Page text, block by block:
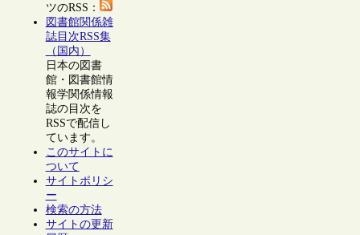
ツのRSS：
図書館関係雑
誌目次RSS集
（国内）
日本の図書
館・図書館情
報学関係情報
誌の目次を
RSSで配信し
ています。
このサイトに
ついて
サイトポリシ
ー
検索の方法
サイトの更新